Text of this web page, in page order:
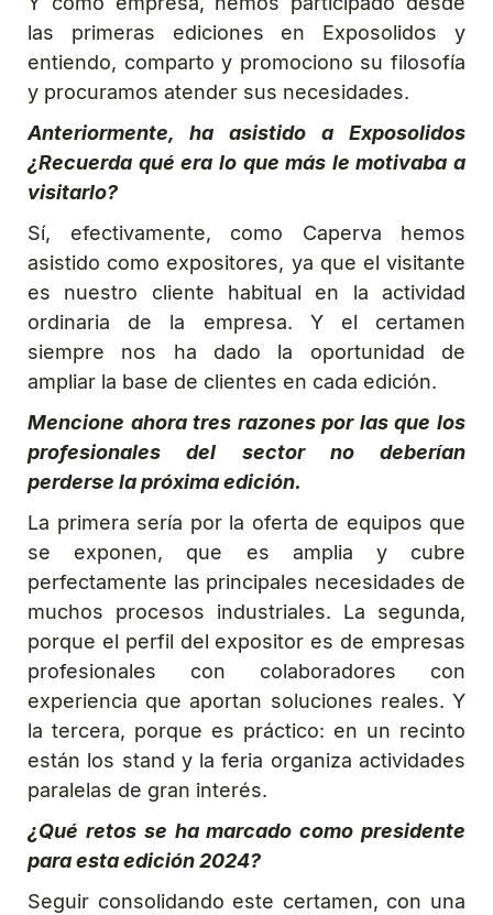
las primeras ediciones en Exposolidos y
entiendo, comparto y promociono su filosofía
y procuramos atender sus necesidades.
Anteriormente, ha asistido a Exposolidos
¿Recuerda qué era lo que más le motivaba a
visitarlo?
Sí, efectivamente, como Caperva hemos
asistido como expositores, ya que el visitante
es nuestro cliente habitual en la actividad
ordinaria de la empresa. Y el certamen
siempre nos ha dado la oportunidad de
ampliar la base de clientes en cada edición.
Mencione ahora tres razones por las que los
profesionales del sector no deberían
perderse la próxima edición.
La primera sería por la oferta de equipos que
se exponen, que es amplia y cubre
perfectamente las principales necesidades de
muchos procesos industriales. La segunda,
porque el perfil del expositor es de empresas
profesionales con colaboradores con
experiencia que aportan soluciones reales. Y
la tercera, porque es práctico: en un recinto
están los stand y la feria organiza actividades
paralelas de gran interés.
¿Qué retos se ha marcado como presidente
para esta edición 2024?
Seguir consolidando este certamen, con una